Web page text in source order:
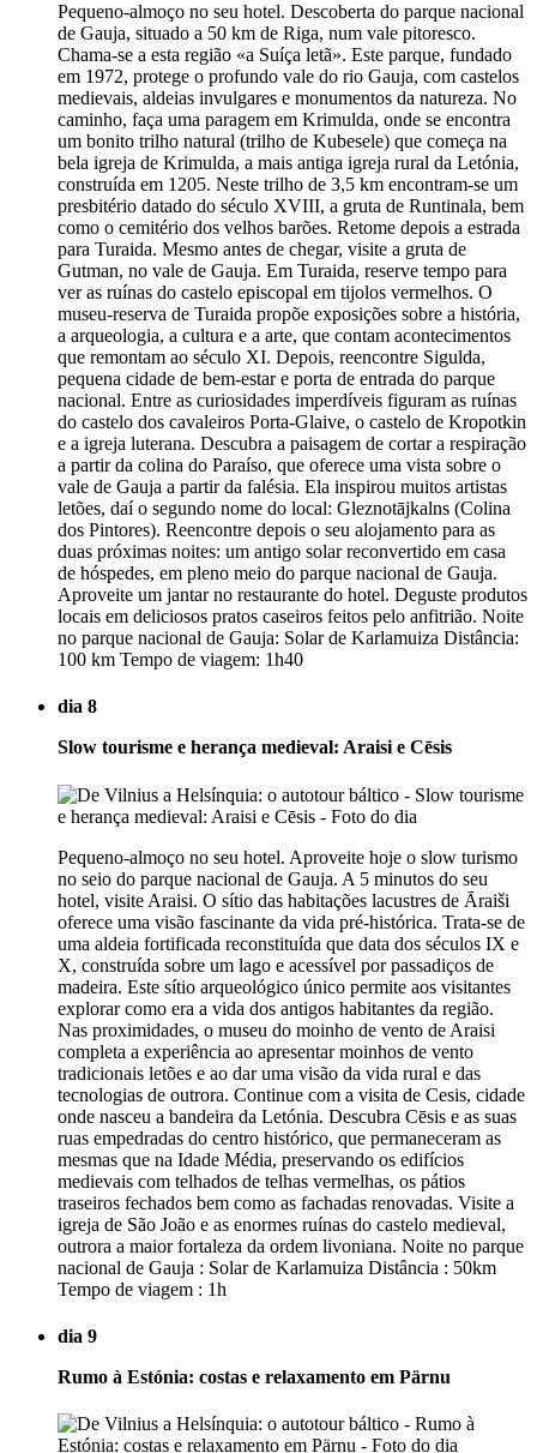
Pequeno-almoço no seu hotel. Descoberta do parque nacional
de Gauja, situado a 50 km de Riga, num vale pitoresco.
Chama-se a esta região «a Suíça letã». Este parque, fundado
em 1972, protege o profundo vale do rio Gauja, com castelos
medievais, aldeias invulgares e monumentos da natureza. No
caminho, faça uma paragem em Krimulda, onde se encontra
um bonito trilho natural (trilho de Kubesele) que começa na
bela igreja de Krimulda, a mais antiga igreja rural da Letónia,
construída em 1205. Neste trilho de 3,5 km encontram-se um
presbitério datado do século XVIII, a gruta de Runtinala, bem
como o cemitério dos velhos barões. Retome depois a estrada
para Turaida. Mesmo antes de chegar, visite a gruta de
Gutman, no vale de Gauja. Em Turaida, reserve tempo para
ver as ruínas do castelo episcopal em tijolos vermelhos. O
museu-reserva de Turaida propõe exposições sobre a história,
a arqueologia, a cultura e a arte, que contam acontecimentos
que remontam ao século XI. Depois, reencontre Sigulda,
pequena cidade de bem-estar e porta de entrada do parque
nacional. Entre as curiosidades imperdíveis figuram as ruínas
do castelo dos cavaleiros Porta-Glaive, o castelo de Kropotkin
e a igreja luterana. Descubra a paisagem de cortar a respiração
a partir da colina do Paraíso, que oferece uma vista sobre o
vale de Gauja a partir da falésia. Ela inspirou muitos artistas
letões, daí o segundo nome do local: Gleznotājkalns (Colina
dos Pintores). Reencontre depois o seu alojamento para as
duas próximas noites: um antigo solar reconvertido em casa
de hóspedes, em pleno meio do parque nacional de Gauja.
Aproveite um jantar no restaurante do hotel. Deguste produtos
locais em deliciosos pratos caseiros feitos pelo anfitrião. Noite
no parque nacional de Gauja: Solar de Karlamuiza Distância:
100 km Tempo de viagem: 1h40
dia 8
Slow tourisme e herança medieval: Araisi e Cēsis
Pequeno-almoço no seu hotel. Aproveite hoje o slow turismo
no seio do parque nacional de Gauja. A 5 minutos do seu
hotel, visite Araisi. O sítio das habitações lacustres de Āraiši
oferece uma visão fascinante da vida pré-histórica. Trata-se de
uma aldeia fortificada reconstituída que data dos séculos IX e
X, construída sobre um lago e acessível por passadiços de
madeira. Este sítio arqueológico único permite aos visitantes
explorar como era a vida dos antigos habitantes da região.
Nas proximidades, o museu do moinho de vento de Araisi
completa a experiência ao apresentar moinhos de vento
tradicionais letões e ao dar uma visão da vida rural e das
tecnologias de outrora. Continue com a visita de Cesis, cidade
onde nasceu a bandeira da Letónia. Descubra Cēsis e as suas
ruas empedradas do centro histórico, que permaneceram as
mesmas que na Idade Média, preservando os edifícios
medievais com telhados de telhas vermelhas, os pátios
traseiros fechados bem como as fachadas renovadas. Visite a
igreja de São João e as enormes ruínas do castelo medieval,
outrora a maior fortaleza da ordem livoniana. Noite no parque
nacional de Gauja : Solar de Karlamuiza Distância : 50km
Tempo de viagem : 1h
dia 9
Rumo à Estónia: costas e relaxamento em Pärnu